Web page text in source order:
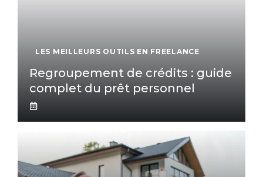
LES MEILLEURS OUTILS EN FREELANCE
Regroupement de crédits : guide
complet du prêt personnel